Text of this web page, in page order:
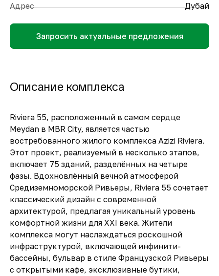
Адрес Дубай
Запросить актуальные предложения
Описание комплекса
Riviera 55, расположенный в самом сердце
Meydan в MBR City, является частью
востребованного жилого комплекса Azizi Riviera.
Этот проект, реализуемый в несколько этапов,
включает 75 зданий, разделённых на четыре
фазы. Вдохновлённый вечной атмосферой
Средиземноморской Ривьеры, Riviera 55 сочетает
классический дизайн с современной
архитектурой, предлагая уникальный уровень
комфортной жизни для XXI века. Жители
комплекса могут наслаждаться роскошной
инфраструктурой, включающей инфинити-
бассейны, бульвар в стиле Французской Ривьеры
с открытыми кафе, эксклюзивные бутики,